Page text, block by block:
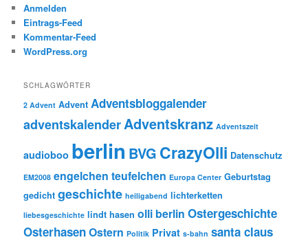
Anmelden
Eintrags-Feed
Kommentar-Feed
WordPress.org
SCHLAGWÖRTER
2 Advent Advent Adventsbloggalender
adventskalenderAdventskranz Adventszeit
audioboo berlin BVG CrazyOlli Datenschutz
EM2008 engelchen teufelchen Europa Center Geburtstag
gedicht geschichte heiligabend lichterketten
liebesgeschichte lindt hasen olli berlin Ostergeschichte
OsterhasenOstern Politik Privat s-bahn santa claus